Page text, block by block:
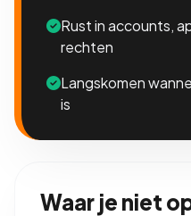
Rust in accounts,
rechten
Langskomen
is
Waar je niet